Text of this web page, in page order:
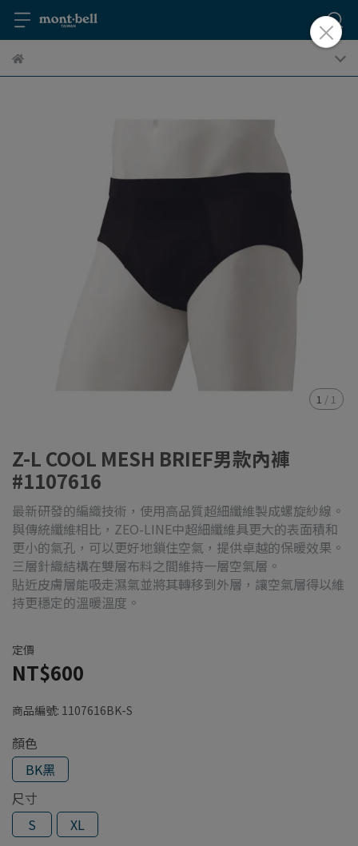
1 / 1
Z-L COOL MESH BRIEF男款內褲
#1107616
最新研發的編織技術，使用高品質超細纖維製成螺旋紗線。
與傳統纖維相比，ZEO-LINE中超細纖維具更大的表面積和
更小的氣孔，可以更好地鎖住空氣，提供卓越的保暖效果。
三層針織結構在雙層布料之間維持一層空氣層。
貼近皮膚層能吸走濕氣並將其轉移到外層，讓空氣層得以維
持更穩定的溫暖溫度。
定價
NT$600
商品編號: 1107616BK-S
顏色
BK黑
尺寸
S
XL